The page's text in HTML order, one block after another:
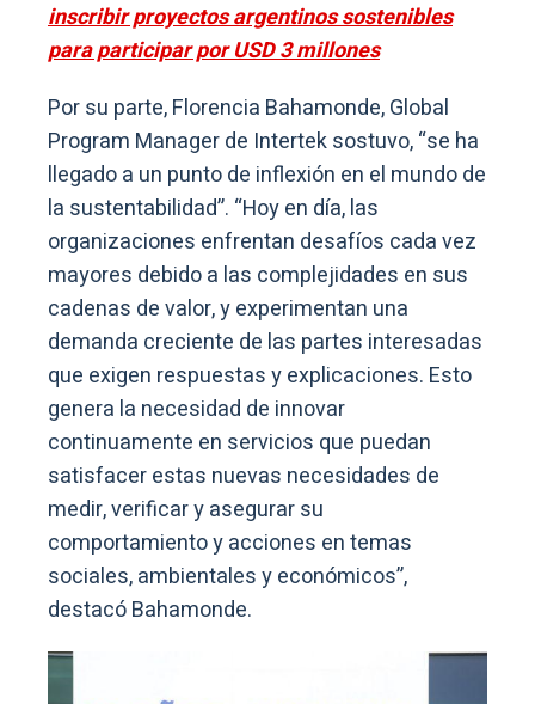
inscribir proyectos argentinos sostenibles
para participar por USD 3 millones
Por su parte, Florencia Bahamonde, Global
Program Manager de Intertek sostuvo, “se ha
llegado a un punto de inflexión en el mundo de
la sustentabilidad”. “Hoy en día, las
organizaciones enfrentan desafíos cada vez
mayores debido a las complejidades en sus
cadenas de valor, y experimentan una
demanda creciente de las partes interesadas
que exigen respuestas y explicaciones. Esto
genera la necesidad de innovar
continuamente en servicios que puedan
satisfacer estas nuevas necesidades de
medir, verificar y asegurar su
comportamiento y acciones en temas
sociales, ambientales y económicos”,
destacó Bahamonde.